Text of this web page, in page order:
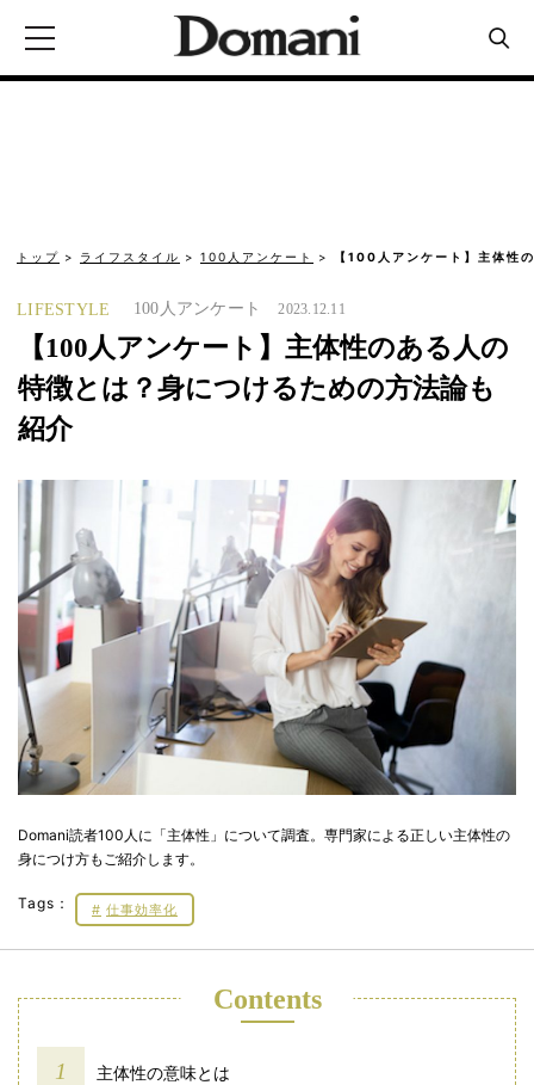
トップ ライフスタイル 100人アンケート 【100人アンケート】主体性
LIFESTYLE 100人アンケート 2023.12.11
【100人アンケート】主体性のある人の
特徴とは？身につけるための方法論も
紹介
Domani読者100人に「主体性」について調査。専門家による正しい主体性の
身につけ方もご紹介します。
Tags： 仕事効率化
Contents
主体性の意味とは